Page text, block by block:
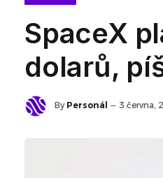
SpaceX
dolarů,
By Personál 3 června,